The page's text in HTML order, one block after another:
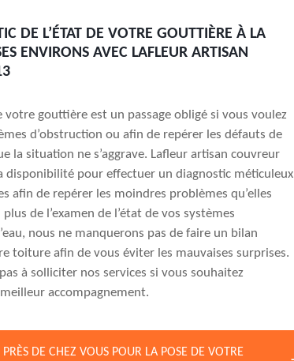
DE L’ÉTAT DE VOTRE GOUTTIÈRE À LA
ENVIRONS AVEC LAFLEUR ARTISAN
votre gouttière est un passage obligé si vous voulez
d’obstruction ou afin de repérer les défauts de
la situation ne s’aggrave. Lafleur artisan couvreur
disponibilité pour effectuer un diagnostic méticuleux
afin de repérer les moindres problèmes qu’elles
de l’examen de l’état de vos systèmes
nous ne manquerons pas de faire un bilan
toiture afin de vous éviter les mauvaises surprises.
à solliciter nos services si vous souhaitez
accompagnement.
DE CHEZ VOUS POUR LA POSE DE VOTRE